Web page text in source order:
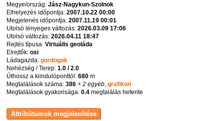
Megye/ország:Jász-Nagykun-Szolnok
Elhelyezés időpontja:2007.10.22 00:00
Megjelenés időpontja:2007.11.19 00:01
Utolsó lényeges változás:2026.03.09 17:06
Utolsó változás:2026.04.11 18:47
Rejtés típusa:Virtuális geoláda
Elrejtők:osi
Ládagazda:gordogok
Nehézség / Terep:1.0 / 2.0
Úthossz a kiindulóponttól:680 m
Megtalálások száma:386 + 2 egyéb,grafikon
Megtalálások gyakorisága:0.4 megtalálás hetente